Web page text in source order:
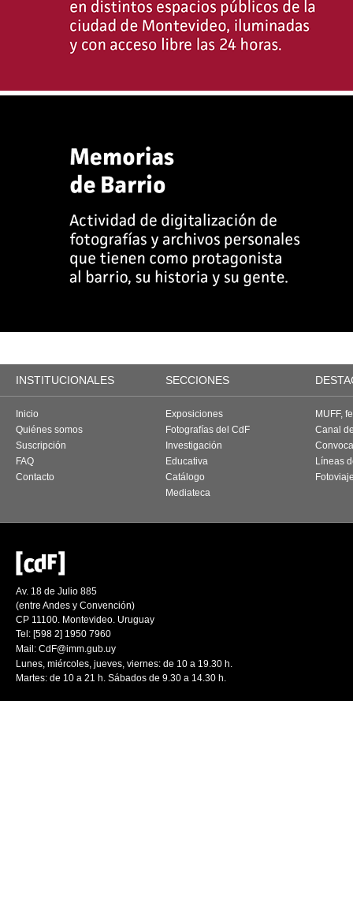
INSTITUCIONALES SECCIONES
Inicio
Quiénes somos
Suscripción
FAQ
Contacto
Exposiciones
Fotografías del CdF
Investigación
Educativa
Catálogo
Mediateca
MUFF,
Canal
Líneas
Av. 18 de Julio 885
(entre Andes y Convención)
CP 11100. Montevideo. Uruguay
Tel: [598 2] 1950 7960
Mail: CdF@imm.gub.uy
Lunes, miércoles, jueves, viernes: de 10 a 19.30 h.
Martes: de 10 a 21 h. Sábados de 9.30 a 14.30 h.